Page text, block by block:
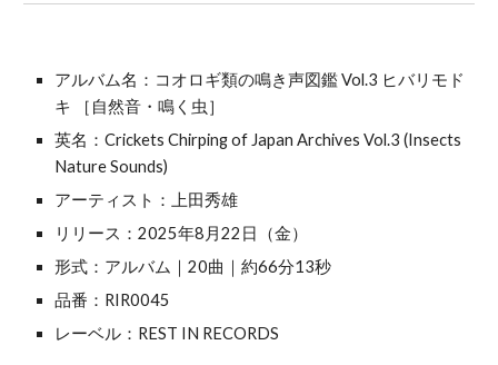
アルバム名：コオロギ類の鳴き声図鑑 Vol.3 ヒバリモド
キ ［自然音・鳴く虫］
英名：Crickets Chirping of Japan Archives Vol.3 (Insects
Nature Sounds)
アーティスト：上田秀雄
リリース：2025年8 月22 日（金）
形式：アルバム｜20曲｜約66分13秒
品番：RIR0045
レーベル：REST IN RECORDS